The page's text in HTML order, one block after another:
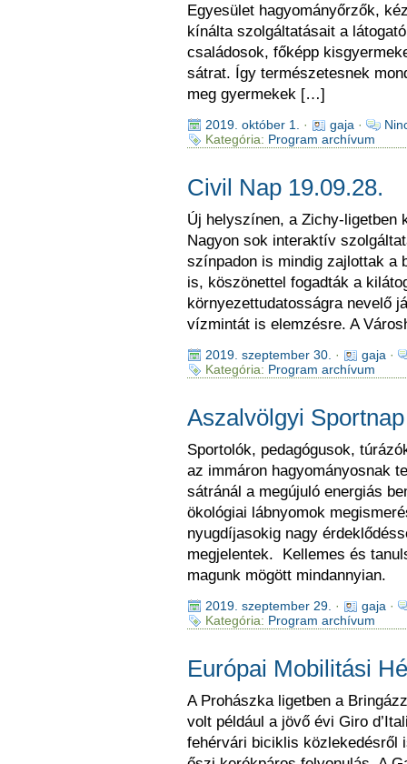
Egyesület hagyományőrzők,
kínálta szolgáltatásait a
családosok, főképp
sátrat. Így természetesnek
meg gyermekek […]
2019. október 1. · gaja ·
Kategória: Program archívum
Civil Nap 19.09.28.
Új helyszínen, a Zichy-ligetben
Nagyon sok interaktív
színpadon is mindig zajlottak a
is, köszönettel fogadták a
környezettudatosságra nevelő
vízmintát is elemzésre. A
2019. szeptember 30. · gaja ·
Kategória: Program archívum
Aszalvölgyi
Sportolók, pedagógusok,
az immáron hagyományosnak
sátránál a megújuló energiás
ökológiai lábnyomok
nyugdíjasokig nagy
megjelentek. Kellemes és
magunk mögött mindannyian.
2019. szeptember 29. · gaja ·
Kategória: Program archívum
Európai Mobilitási
A Prohászka ligetben a
volt például a jövő évi Giro
fehérvári biciklis közlekedésről